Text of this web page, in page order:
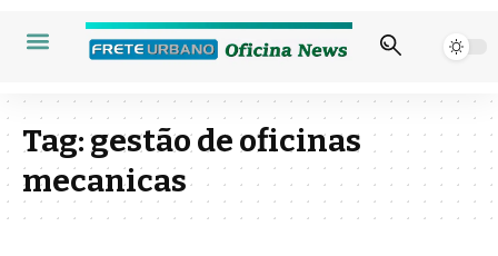
Tag:gestão de oficinas
mecanicas